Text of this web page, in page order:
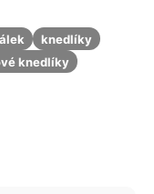
knedlíky
knedlíky